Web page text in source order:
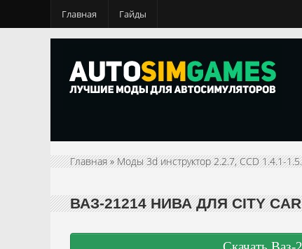
Главная Гайды
Главная»Моды 3d инструктор 2.2.7, CCD 1.4.1-
ВАЗ-21214 НИВА ДЛЯ CITY CAR